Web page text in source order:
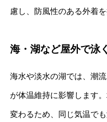
慮し、防風性のある外着
海・湖など屋外で泳
海水や淡水の湖では、潮
が体温維持に影響します
変わるため、同じ気温で